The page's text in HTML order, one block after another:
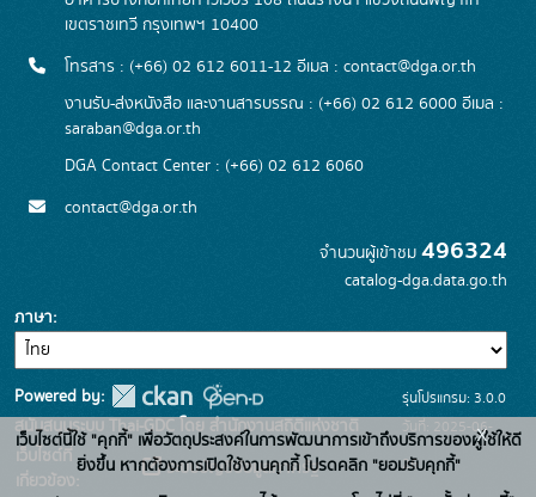
เขตราชเทวี กรุงเทพฯ 10400
โทรสาร : (+66) 02 612 6011-12 อีเมล : contact@dga.or.th
งานรับ-ส่งหนังสือ และงานสารบรรณ : (+66) 02 612 6000 อีเมล :
saraban@dga.or.th
DGA Contact Center : (+66) 02 612 6060
contact@dga.or.th
จำนวนผู้เข้าชม 496324
catalog-dga.data.go.th
ภาษา
Powered by:
สนับสนุนระบบ Thai-GDC โดย สำนักงานสถิติแห่งชาติ
เว็บไซต์ที่
เกี่ยวข้อง:
ระบบบัญชีข้อมูลภาครัฐ
รุ่นโปรแกรม: 3.0.0
วันที่: 2025-06-
26
เว็บไซต์นี้ใช้ "คุกกี้" เพื่อวัตถุประสงค์ในการพัฒนาการเข้าถึงบริการของผู้ใช้ให้ดี
ยิ่งขึ้น หากต้องการเปิดใช้งานคุกกี้ โปรดคลิก "ยอมรับคุกกี้"
x